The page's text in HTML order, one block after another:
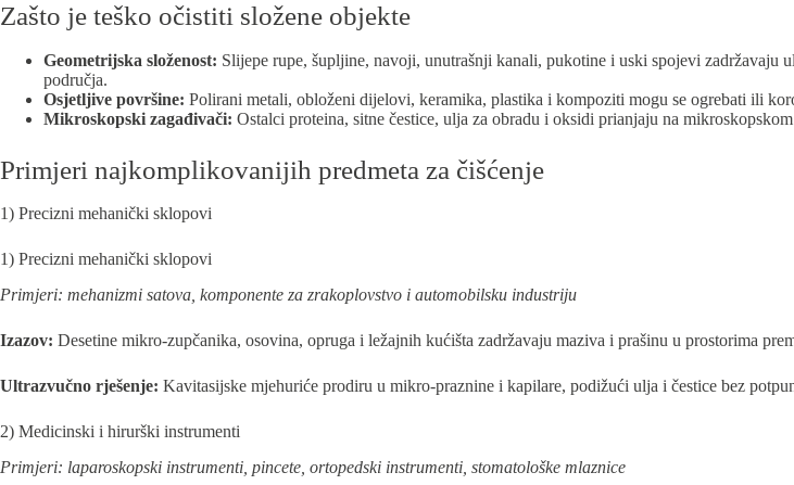
Zašto je teško očistiti složene objekte
Geometrijska složenost: Slijepe rupe, šupljine, navoji, unutrašnji kanali, pukotine i uski spojevi
područja.
Osjetljive površine: Polirani metali, obloženi dijelovi, keramika, plastika i kompoziti mogu se ogrebati ili
Mikroskopski zagađivači: Ostalci proteina, sitne čestice, ulja za obradu i oksidi prianjaju na
Primjeri najkomplikovanijih predmeta za čišćenje
1) Precizni mehanički sklopovi
1) Precizni mehanički sklopovi
Primjeri: mehanizmi satova, komponente za zrakoplovstvo i automobilsku industriju
Izazov: Desetine mikro-zupčanika, osovina, opruga i ležajnih kućišta zadržavaju maziva i prašinu u prostorima
Ultrazvučno rješenje: Kavitasijske mjehuriće prodiru u mikro-praznine i kapilare, podižući ulja i čestice bez
2) Medicinski i hirurški instrumenti
Primjeri: laparoskopski instrumenti, pincete, ortopedski instrumenti, stomatološke mlaznice